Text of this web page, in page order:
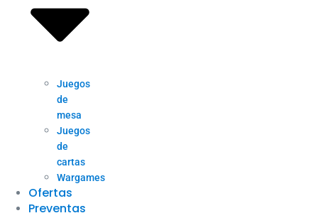
Juegos
de
mesa
Juegos
de
cartas
Wargames
Ofertas
Preventas